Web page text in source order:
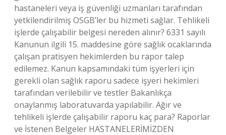
hastaneleri veya iş güvenliği uzmanları tarafından
yetkilendirilmiş OSGB’ler bu hizmeti sağlar. Tehlikeli
işlerde çalışabilir belgesi nereden alınır? 6331 sayılı
Kanunun ilgili 15. maddesine göre sağlık ocaklarında
çalışan pratisyen hekimlerden bu rapor talep
edilemez. Kanun kapsamındaki tüm işyerleri için
gerekli olan sağlık raporu sadece işyeri hekimleri
tarafından verilebilir ve testler Bakanlıkça
onaylanmış laboratuvarda yapılabilir. Ağır ve
tehlikeli işlerde çalışabilir raporu kaç para? Raporlar
ve İstenen Belgeler HASTANELERİMİZDEN